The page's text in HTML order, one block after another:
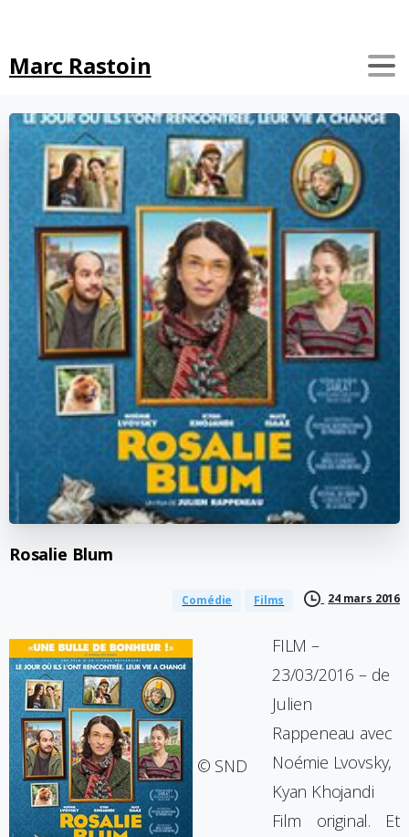
Marc Rastoin
Rosalie Blum
Comédie Films 24 mars 2016
© SND
FILM –
23/03/2016 – de
Julien
Rappeneau avec
Noémie Lvovsky,
Kyan Khojandi
Film original. Et